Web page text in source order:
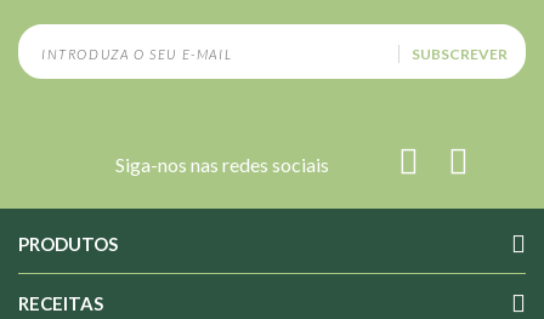
SUBSCREVER
Siga-nos nas redes sociais
PRODUTOS
RECEITAS